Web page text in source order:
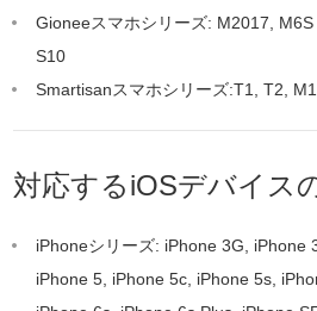
Gioneeスマホシリーズ: M2017,
S10
Smartisanスマホシリーズ:T1, T2,
対応するiOSデバイス
iPhoneシリーズ: iPhone 3G, iPhone
iPhone 5, iPhone 5c, iPhone 5s,